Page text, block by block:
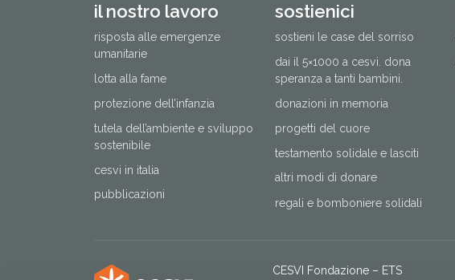
il nostro lavoro
risposta alle emergenze
umanitarie
lotta alla fame
protezione dell’infanzia
tutela dell’ambiente e sviluppo
sostenibile
cesvi in italia
pubblicazioni
sostienici
sostieni le case del sorriso
dai il 5×1000 a cesvi. dona
speranza a tanti bambini.
donazioni in memoria
progetti del cuore
testamento solidale e lasciti
altri modi di donare
regali e bomboniere solidali
CESVI Fondazione – ETS